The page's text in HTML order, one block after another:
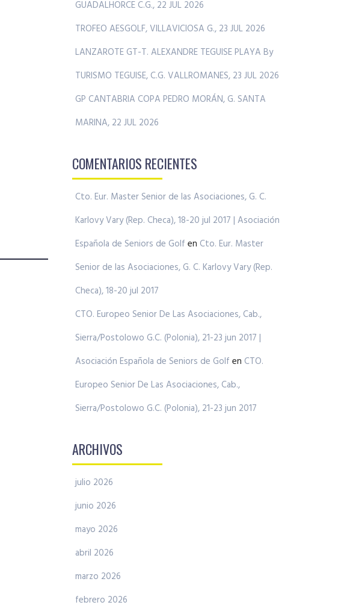
GUADALHORCE C.G., 22 JUL 2026
TROFEO AESGOLF, VILLAVICIOSA G., 23 JUL 2026
LANZAROTE GT-T. ALEXANDRE TEGUISE PLAYA By
TURISMO TEGUISE, C.G. VALLROMANES, 23 JUL 2026
GP CANTABRIA COPA PEDRO MORÁN, G. SANTA
MARINA, 22 JUL 2026
COMENTARIOS RECIENTES
Cto. Eur. Master Senior de las Asociaciones, G. C.
Karlovy Vary (Rep. Checa), 18-20 jul 2017 | Asociación
Española de Seniors de Golf en Cto. Eur. Master
Senior de las Asociaciones, G. C. Karlovy Vary (Rep.
Checa), 18-20 jul 2017
CTO. Europeo Senior De Las Asociaciones, Cab.,
Sierra/Postolowo G.C. (Polonia), 21-23 jun 2017 |
Asociación Española de Seniors de Golf en CTO.
Europeo Senior De Las Asociaciones, Cab.,
Sierra/Postolowo G.C. (Polonia), 21-23 jun 2017
ARCHIVOS
julio 2026
junio 2026
mayo 2026
abril 2026
marzo 2026
febrero 2026